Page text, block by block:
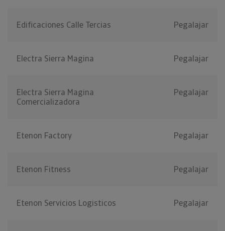
Edificaciones Calle Tercias Pegalajar
Electra Sierra Magina Pegalajar
Electra Sierra Magina
Comercializadora
Pegalajar
Etenon Factory Pegalajar
Etenon Fitness Pegalajar
Etenon Servicios Logisticos Pegalajar